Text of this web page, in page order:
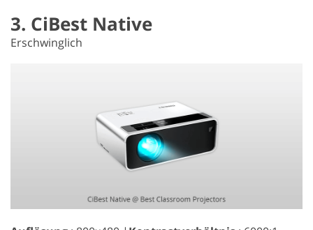
3. CiBest Native
Erschwinglich